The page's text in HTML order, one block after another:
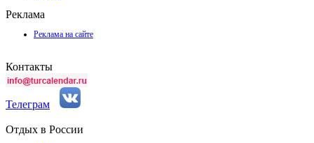
Реклама
Реклама на сайте
Контакты
Телеграм
Отдых в России